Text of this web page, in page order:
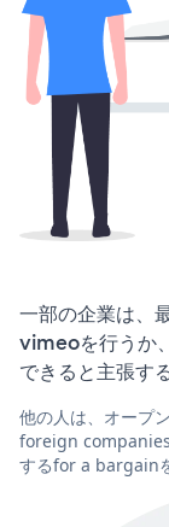
一部の企業は
vimeoを行うか
できると主張す
他の人は、オープ
foreign
するfor a bargain